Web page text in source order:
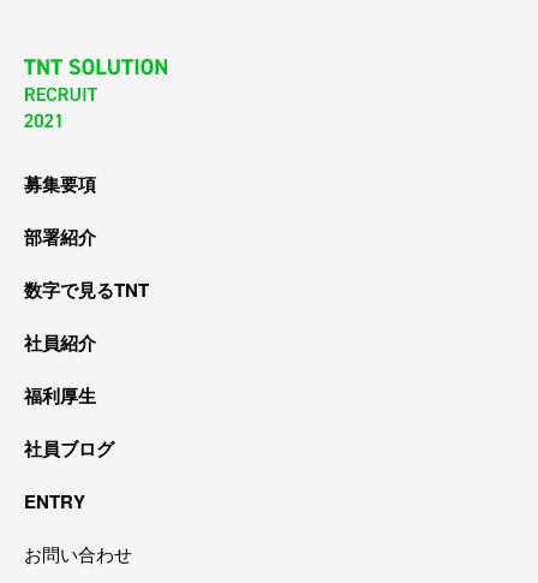
お問い合わせ
募集要項
部署紹介
数字で見るTNT
社員紹介
福利厚生
社員ブログ
ENTRY